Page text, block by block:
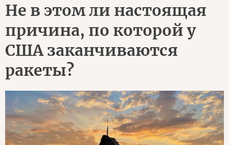
Не в этом ли настоящая
причина, по которой у
США заканчиваются
ракеты?